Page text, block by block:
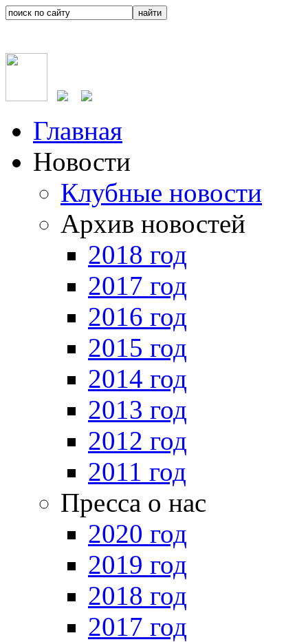
Главная
Новости
Клубные новости
Архив новостей
2018 год
2017 год
2016 год
2015 год
2014 год
2013 год
2012 год
2011 год
Пресса о нас
2020 год
2019 год
2018 год
2017 год